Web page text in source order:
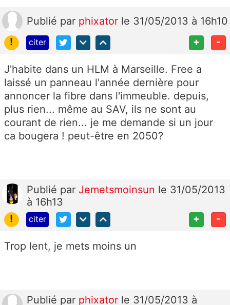
Publié par phixator le 31/05/2013 à 16h10
!
citer + -
J'habite dans un HLM à Marseille. Free a
laissé un panneau l'année dernière pour
annoncer la fibre dans l'immeuble. depuis,
plus rien... même au SAV, ils ne sont au
courant de rien... je me demande si un jour
ca bougera ! peut-être en 2050?
Publié par Jemetsmoinsun le 31/05/2013
à 16h13
!
citer + -
Trop lent, je mets moins un
Publié par phixator le 31/05/2013 à